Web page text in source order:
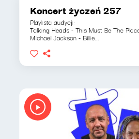
Koncert życzeń 257
Playlista audycji:
Talking Heads - This Must Be The
Michael Jackson - Billie...